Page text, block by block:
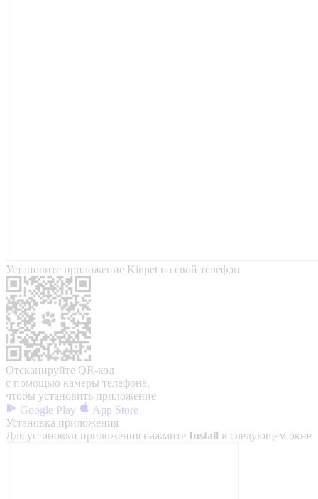
Установите приложение Kinpet на свой телефон
Отсканируйте QR-код
с помощью камеры телефона,
чтобы установить приложение
Google Play
App Store
Установка приложения
Для установки приложения нажмите Install в следующем окне